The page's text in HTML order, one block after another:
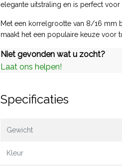
elegante uitstraling en is perfect
Met een korrelgrootte van 8/16 mm
maakt het een populaire keuze voor
Niet gevonden wat u zocht?
Laat ons helpen!
Specificaties
Gewicht
Kleur